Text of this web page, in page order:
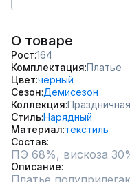
О товаре
Рост 164
Комплектация Платье
Цвет черный
Сезон Демисезон
Коллекция Праздничная
СтильНарядный
Материал текстиль
Состав
ПЭ 68%, вискоза
Описание
Платье